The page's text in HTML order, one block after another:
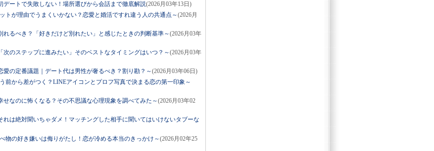
デートで失敗しない！場所選びから会話まで徹底解説(2026月03年13日)
トが理由でうまくいかない？恋愛と婚活ですれ違う人の共通点～(2026月
れるべき？「好きだけど別れたい」と感じたときの判断基準～(2026月03年
次のステップに進みたい」そのベストなタイミングはいつ？～(2026月03年
愛の定番議題｜デート代は男性が奢るべき？割り勘？～(2026月03年06日)
前から差がつく？LINEアイコンとプロフ写真で決まる恋の第一印象～
せなのに怖くなる？その不思議な心理現象を調べてみた～(2026月03年02
れは絶対聞いちゃダメ！マッチングした相手に聞いてはいけないタブーな
物の好き嫌いは侮りがたし！恋が冷める本当のきっかけ～(2026月02年25